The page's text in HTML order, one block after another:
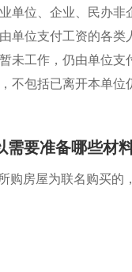
单位、企业、民办非
单位支付工资的各类
未工作，仍由单位支
不包括已离开本单位
要准备哪些材
购房屋为联名购买的